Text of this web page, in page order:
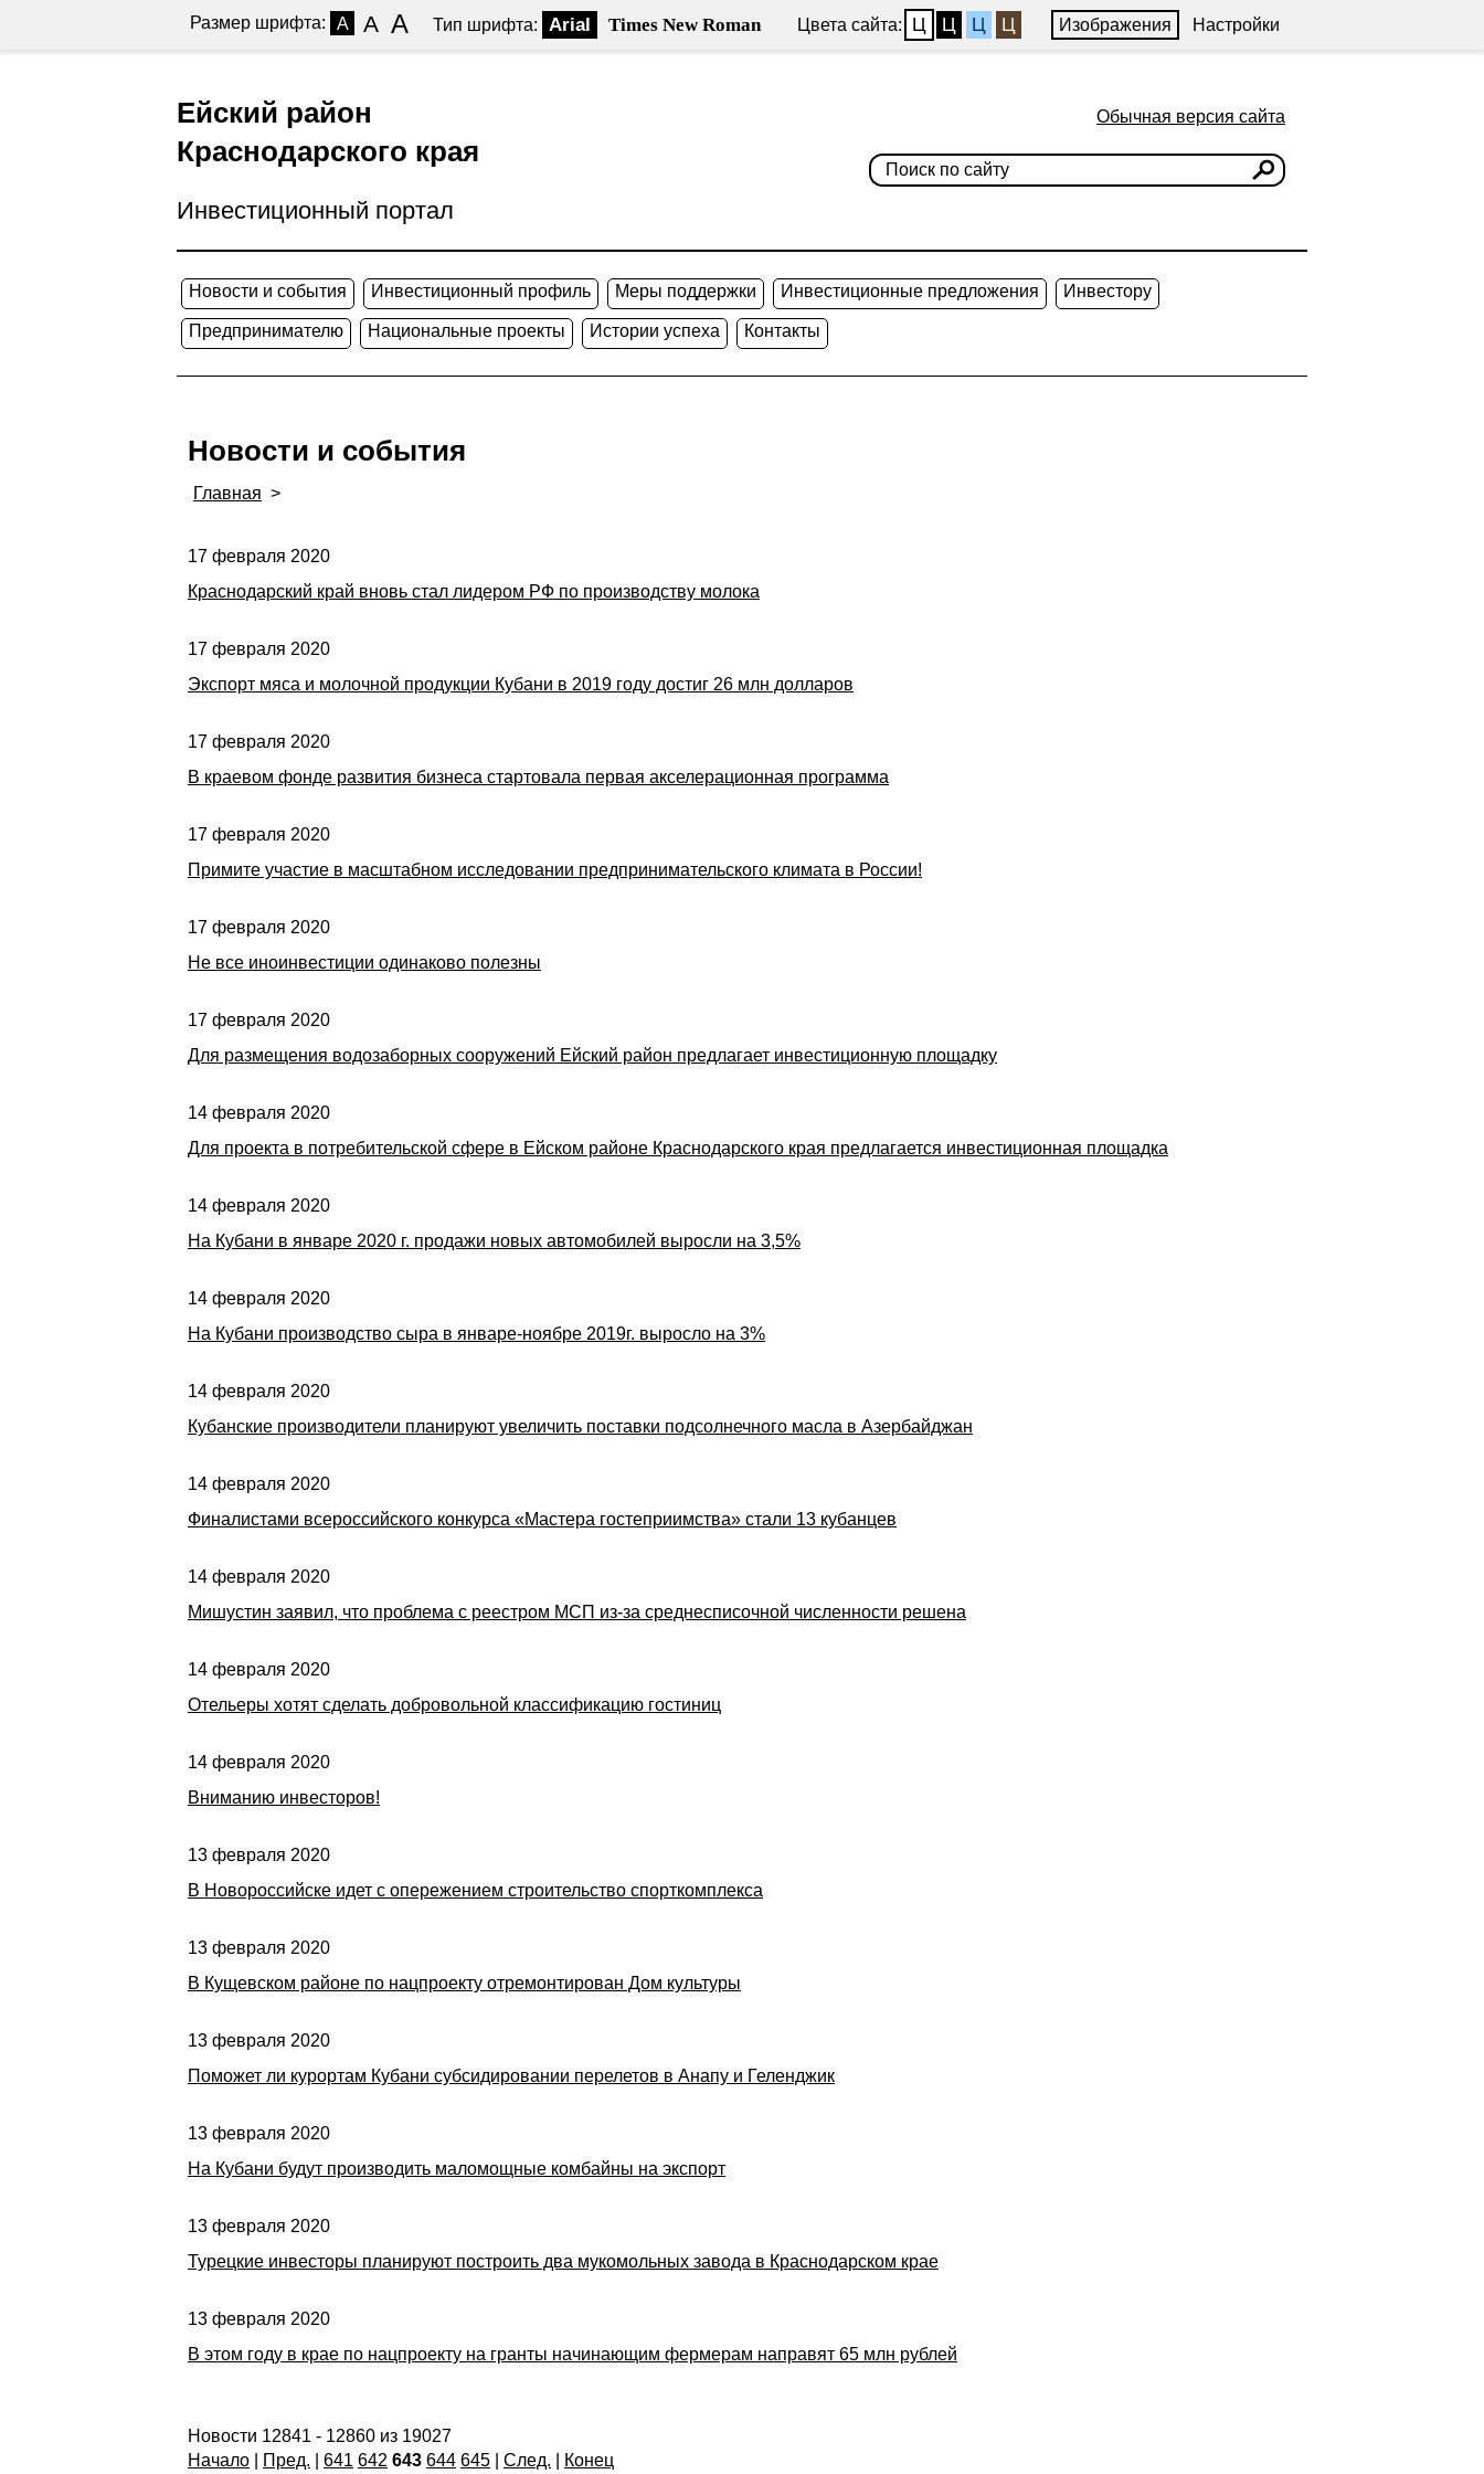
Размер шрифта: A A A Тип шрифта: Arial Times New Roman Цвета сайта: Ц Ц Ц Ц Изображения Настройки
Ейский район
Краснодарского края
Инвестиционный портал
Обычная версия сайта
Новости и события Инвестиционный профиль Меры поддержки Инвестиционные предложения Инвестору
Предпринимателю Национальные проекты Истории успеха Контакты
Новости и события
Главная >
17 февраля 2020
Краснодарский край вновь стал лидером РФ по производству молока
17 февраля 2020
Экспорт мяса и молочной продукции Кубани в 2019 году достиг 26 млн долларов
17 февраля 2020
В краевом фонде развития бизнеса стартовала первая акселерационная программа
17 февраля 2020
Примите участие в масштабном исследовании предпринимательского климата в России!
17 февраля 2020
Не все иноинвестиции одинаково полезны
17 февраля 2020
Для размещения водозаборных сооружений Ейский район предлагает инвестиционную площадку
14 февраля 2020
Для проекта в потребительской сфере в Ейском районе Краснодарского края предлагается инвестиционная площадка
14 февраля 2020
На Кубани в январе 2020 г. продажи новых автомобилей выросли на 3,5%
14 февраля 2020
На Кубани производство сыра в январе-ноябре 2019г. выросло на 3%
14 февраля 2020
Кубанские производители планируют увеличить поставки подсолнечного масла в Азербайджан
14 февраля 2020
Финалистами всероссийского конкурса «Мастера гостеприимства» стали 13 кубанцев
14 февраля 2020
Мишустин заявил, что проблема с реестром МСП из-за среднесписочной численности решена
14 февраля 2020
Отельеры хотят сделать добровольной классификацию гостиниц
14 февраля 2020
Вниманию инвесторов!
13 февраля 2020
В Новороссийске идет с опережением строительство спорткомплекса
13 февраля 2020
В Кущевском районе по нацпроекту отремонтирован Дом культуры
13 февраля 2020
Поможет ли курортам Кубани субсидировании перелетов в Анапу и Геленджик
13 февраля 2020
На Кубани будут производить маломощные комбайны на экспорт
13 февраля 2020
Турецкие инвесторы планируют построить два мукомольных завода в Краснодарском крае
13 февраля 2020
В этом году в крае по нацпроекту на гранты начинающим фермерам направят 65 млн рублей
Новости 12841 - 12860 из 19027
Начало
Пред. 641 642 643 644 645 След. Конец